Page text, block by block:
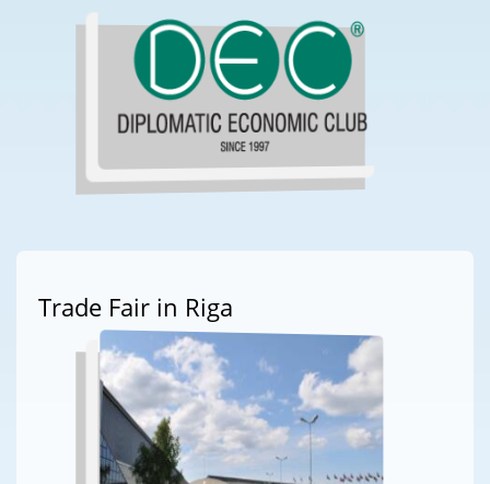
Trade Fair in Riga